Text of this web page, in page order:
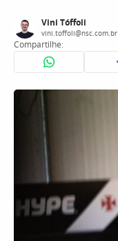
Vini Tóffoli
vini.toffoli@nsc.com.br
Compartilhe: